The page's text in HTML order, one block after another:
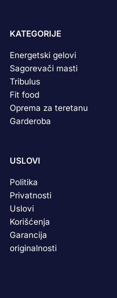
KATEGORIJE
Energetski gelovi
Sagorevači masti
Tribulus
Fit food
Oprema za teretanu
Garderoba
USLOVI
Politika
Privatnosti
Uslovi
Korišćenja
Garancija
originalnosti